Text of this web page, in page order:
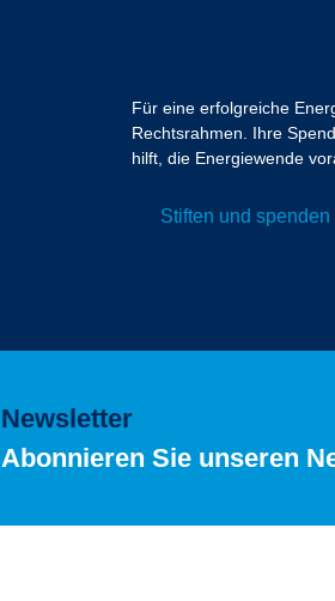
Für eine erfolgreiche
Rechtsrahmen. Ihre
hilft, die Energiewende
Stiften und spenden
Newsletter
Abonnieren Sie unseren